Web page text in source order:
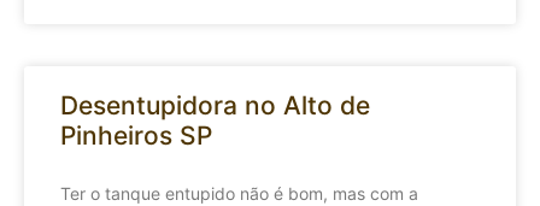
Desentupidora no Alto de
Pinheiros SP
Ter o tanque entupido não é bom, mas com a